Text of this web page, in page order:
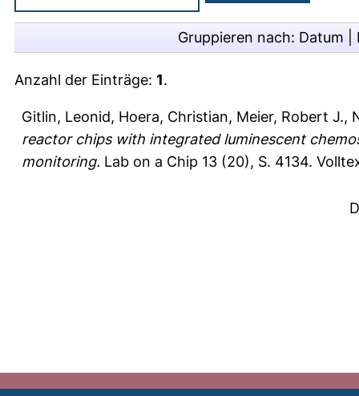
Gruppieren nach: Datum
Anzahl der Einträge: 1.
Gitlin, Leonid, Hoera, Christian, Meier, Robert J.,
reactor chips with integrated luminescent
monitoring. Lab on a Chip 13 (20), S. 4134.